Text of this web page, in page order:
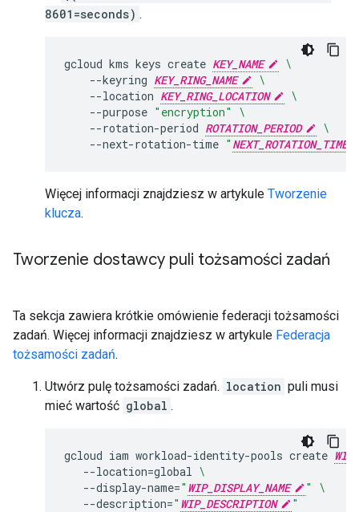
8601=seconds) .
gcloud kms keys create KEY_NAME
\
--keyring KEY_RING_NAME
\
--location KEY_RING_LOCATION
\
--purpose "encryption"
\
--rotation-period ROTATION_PERIOD
\
--next-rotation-time " NEXT_ROTATION_TIME
Więcej informacji znajdziesz w artykule Tworzenie
klucza.
Tworzenie dostawcy puli tożsamości zadań
Ta sekcja zawiera krótkie omówienie federacji tożsamości
zadań. Więcej informacji znajdziesz w artykule Federacja
tożsamości zadań.
Utwórz pulę tożsamości zadań. location puli musi
mieć wartość global .
gcloud iam workload-identity-pools create
--location=global \
--display-name=" WIP_DISPLAY_NAME "
\
--description=" WIP_DESCRIPTION "